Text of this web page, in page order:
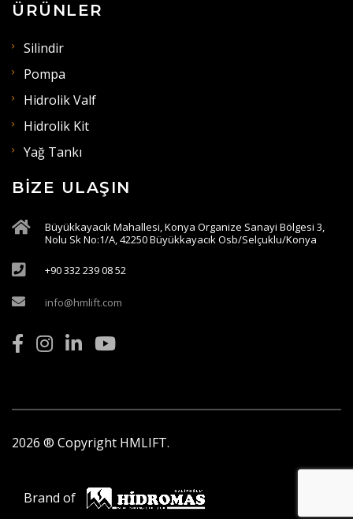
ÜRÜNLER
Silindir
Pompa
Hidrolik Valf
Hidrolik Kit
Yağ Tankı
BIZE ULAŞIN
Büyükkayacık Mahallesi, Konya Organize Sanayi Bölgesi 3,
Nolu Sk No:1/A, 42250 Büyükkayacık Osb/Selçuklu/Konya
+90 332 239 08 52
info@hmlift.com
2026 ® Copyright HMLIFT.
Brand of